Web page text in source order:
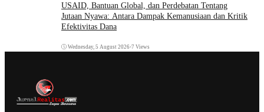
USAID, Bantuan Global, dan Perdebatan Tentang
Jutaan Nyawa: Antara Dampak Kemanusiaan dan Kritik
Efektivitas Dana
Wednesday, 5 August 2026•7 Views